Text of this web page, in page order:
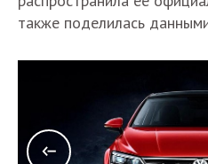
также поделилась